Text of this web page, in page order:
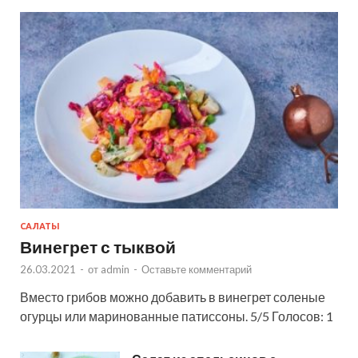
САЛАТЫ
Винегрет с тыквой
26.03.2021 - от admin - Оставьте комментарий
Вместо грибов можно добавить в винегрет соленые
огурцы или маринованные патиссоны. 5/5 Голосов: 1